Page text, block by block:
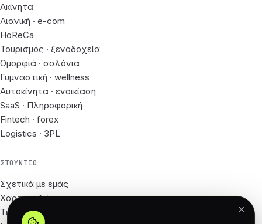
Ακίνητα
Λιανική · e-com
HoReCa
Τουρισμός · ξενοδοχεία
Ομορφιά · σαλόνια
Γυμναστική · wellness
Αυτοκίνητα · ενοικίαση
SaaS · Πληροφορική
Fintech · forex
Logistics · 3PL
ΣΤΟΎΝΤΙΟ
Σχετικά με εμάς
Χαρτοφυλάκιο
Τιμές